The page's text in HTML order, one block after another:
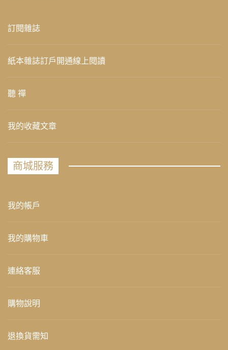
訂閱雜誌
紙本雜誌訂戶開通線上閱讀
聽 禪
我的收藏文章
商城服務
我的帳戶
我的購物車
連絡客服
購物說明
退換貨需知